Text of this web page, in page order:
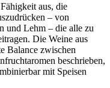
aus, die
– von
und Lehm – die alle zu
Die Weine aus
Balance zwischen
beschrieben,
mit Speisen